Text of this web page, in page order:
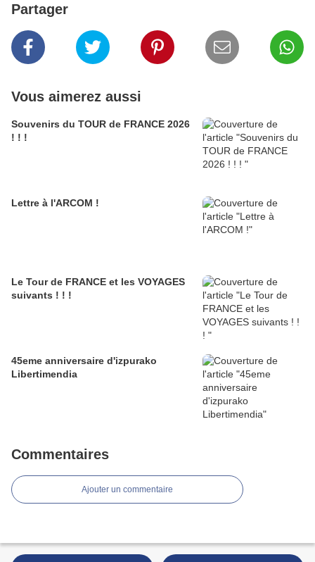
Partager
Vous aimerez aussi
Souvenirs du TOUR de FRANCE 2026
! ! !
Lettre à l'ARCOM !
Le Tour de FRANCE et les VOYAGES
suivants ! ! !
45eme anniversaire d'izpurako
Libertimendia
Commentaires
Ajouter un commentaire